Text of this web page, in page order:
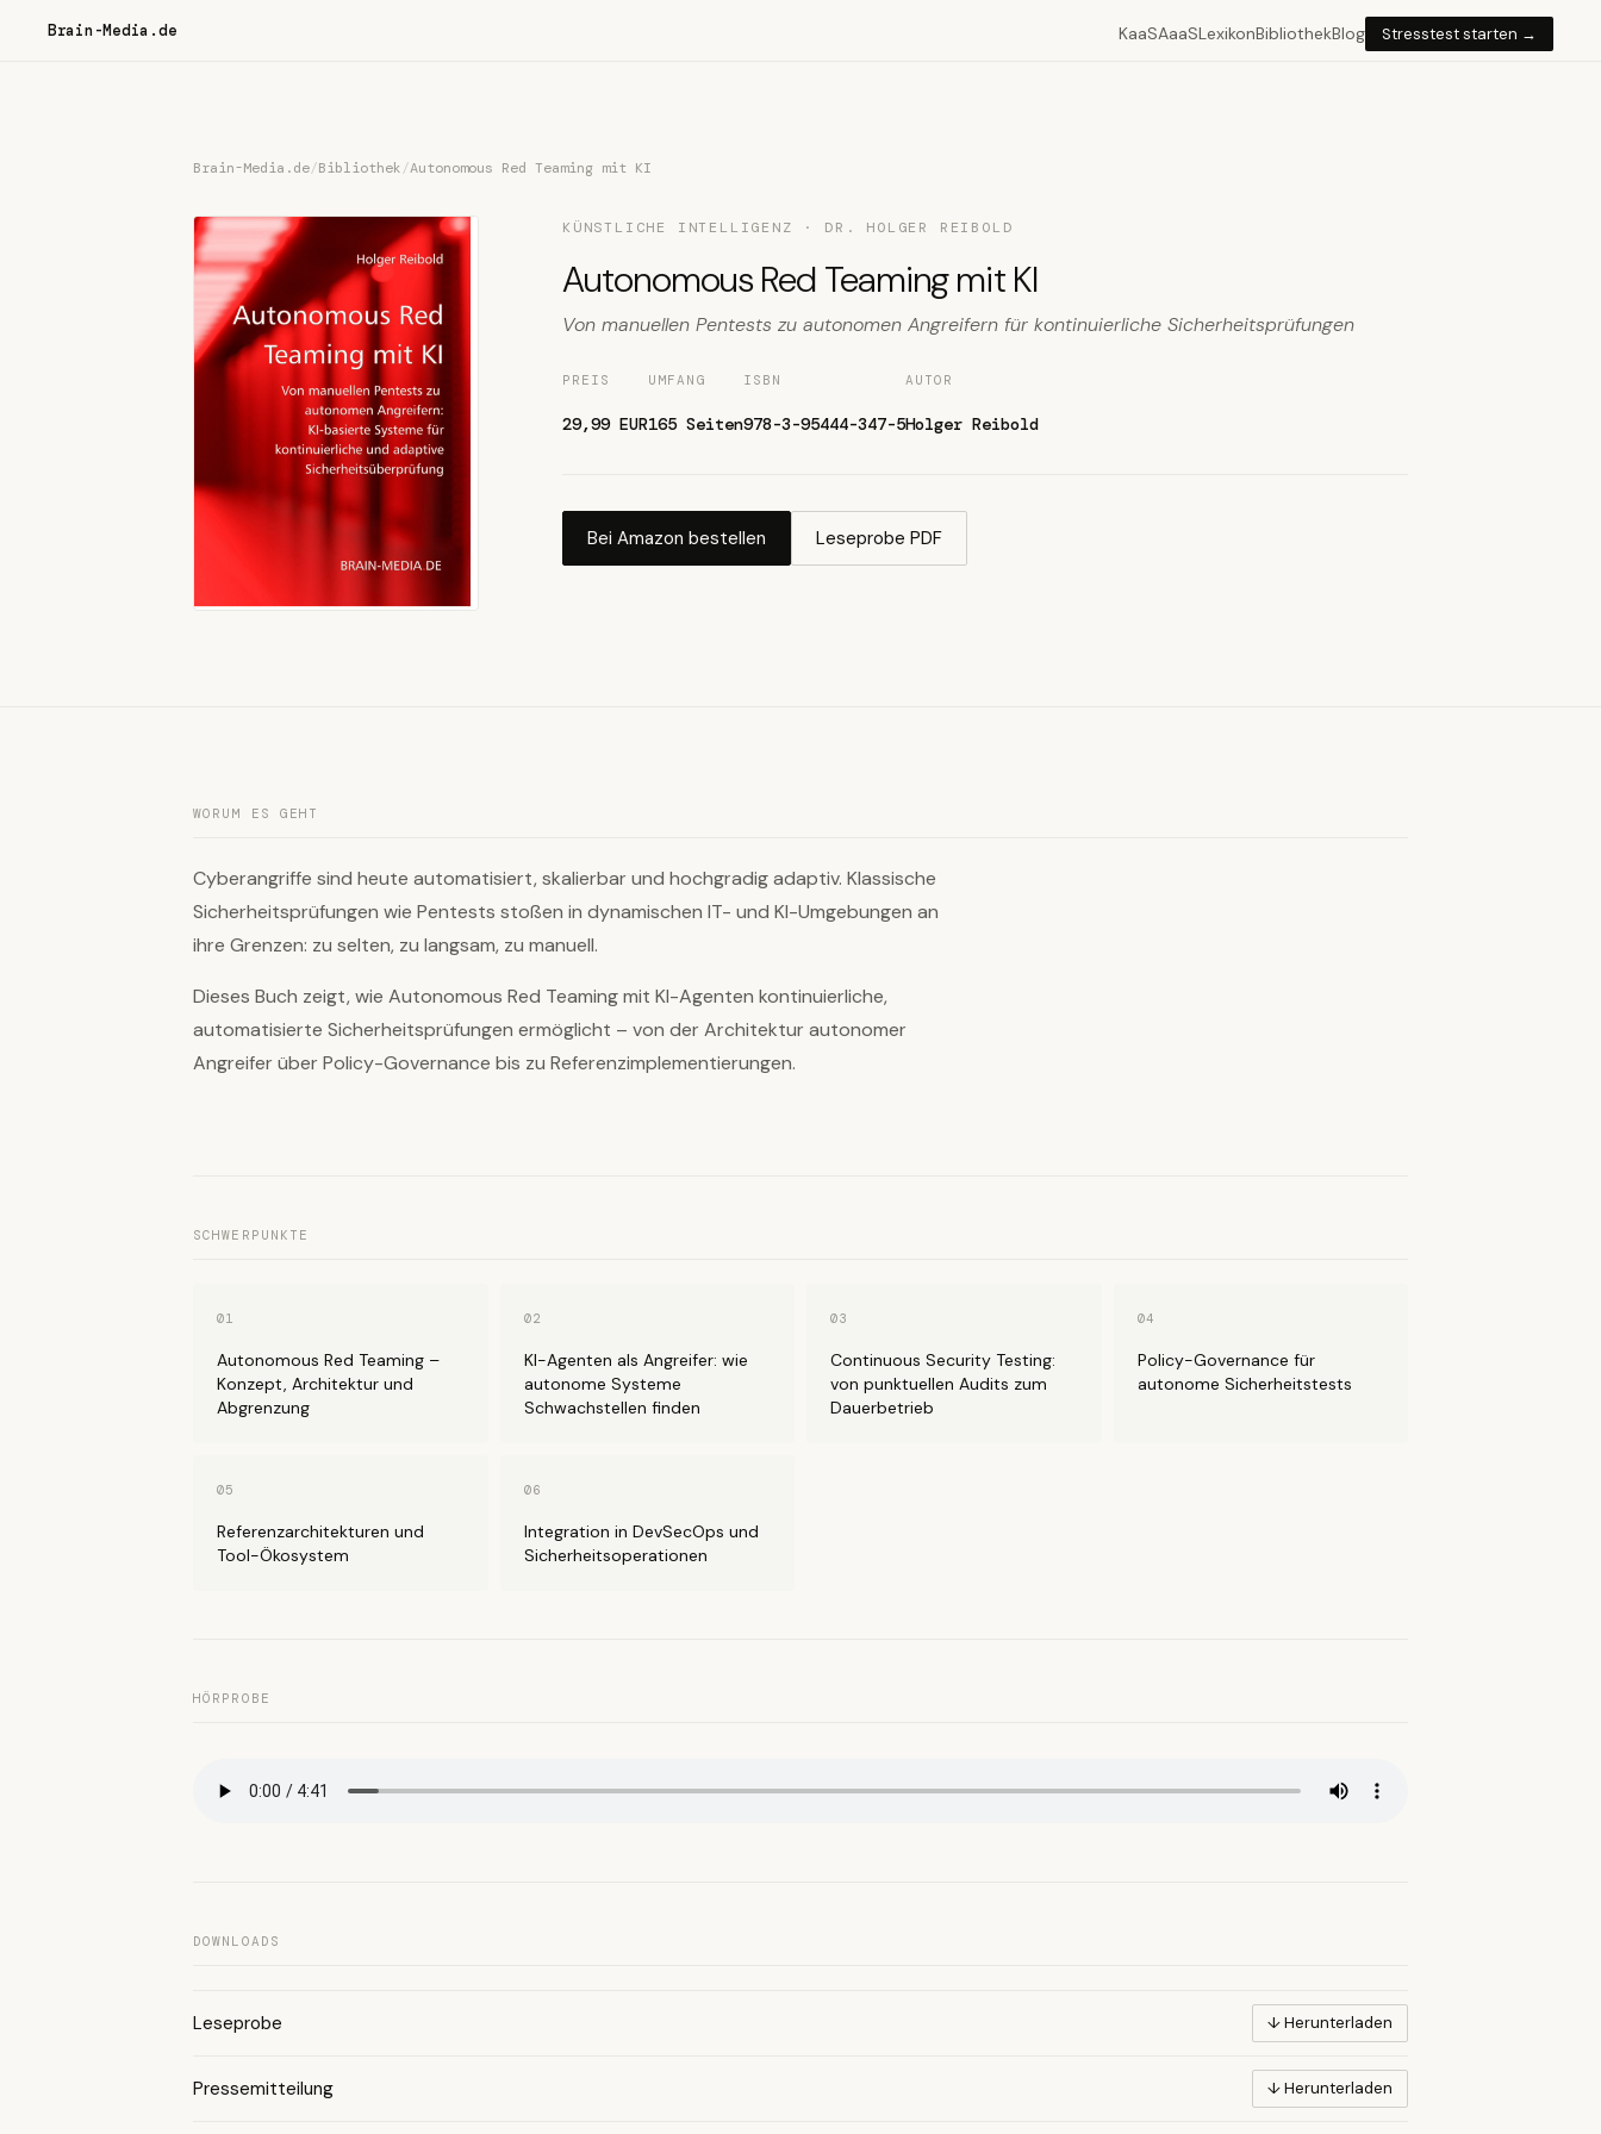
Brain-Media.de KaaSAaaSLexikonBibliothekBlog Stresstest starten →
Brain-Media.de/Bibliothek/Autonomous Red Teaming mit KI
KÜNSTLICHE INTELLIGENZ · DR. HOLGER REIBOLD
Autonomous Red Teaming mit KI
Von manuellen Pentests zu autonomen Angreifern für kontinuierliche Sicherheitsprüfungen
PREIS
29,99 EUR
UMFANG
165 Seiten
ISBN
978-3-95444-347-5
AUTOR
Holger Reibold
Bei Amazon bestellen Leseprobe PDF
WORUM ES GEHT
Cyberangriffe sind heute automatisiert, skalierbar und hochgradig adaptiv. Klassische
Sicherheitsprüfungen wie Pentests stoßen in dynamischen IT- und KI-Umgebungen an
ihre Grenzen: zu selten, zu langsam, zu manuell.
Dieses Buch zeigt, wie Autonomous Red Teaming mit KI-Agenten kontinuierliche,
automatisierte Sicherheitsprüfungen ermöglicht – von der Architektur autonomer
Angreifer über Policy-Governance bis zu Referenzimplementierungen.
SCHWERPUNKTE
01
Autonomous Red Teaming –
Konzept, Architektur und
Abgrenzung
02
KI-Agenten als Angreifer: wie
autonome Systeme
Schwachstellen finden
03
Continuous Security Testing:
von punktuellen Audits zum
Dauerbetrieb
04
Policy-Governance für
autonome Sicherheitstests
05
Referenzarchitekturen und
Tool-Ökosystem
06
Integration in DevSecOps und
Sicherheitsoperationen
HÖRPROBE
DOWNLOADS
Leseprobe ↓ Herunterladen
Pressemitteilung ↓ Herunterladen